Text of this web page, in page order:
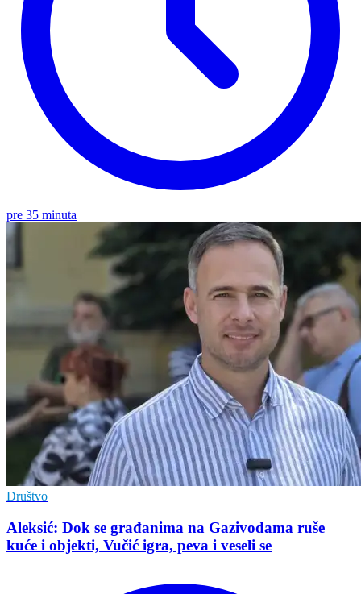
pre 35 minuta
Društvo
Aleksić: Dok se građanima na Gazivodama ruše
kuće i objekti, Vučić igra, peva i veseli se